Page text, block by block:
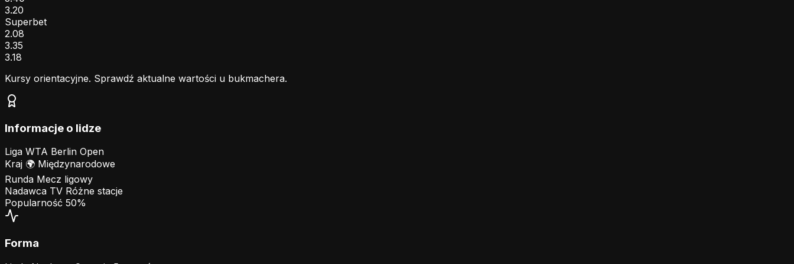
3.20
Superbet
2.08
3.35
3.18
Kursy orientacyjne. Sprawdź aktualne wartości u bukmachera.
Informacje o lidze
Liga WTA Berlin Open
Kraj 🌍 Międzynarodowe
Runda Mecz ligowy
Nadawca TV Różne stacje
Popularność 50%
Forma